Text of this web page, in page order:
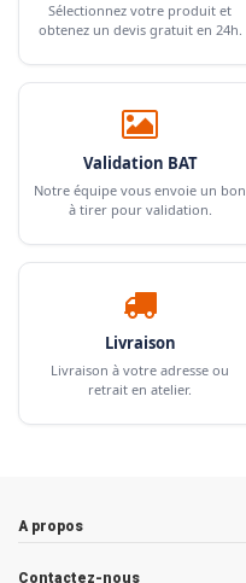
Sélectionnez votre produit et
obtenez un devis gratuit en 24h.
Validation BAT
Notre équipe vous envoie un bon
à tirer pour validation.
Livraison
Livraison à votre adresse ou
retrait en atelier.
A propos
Contactez-nous